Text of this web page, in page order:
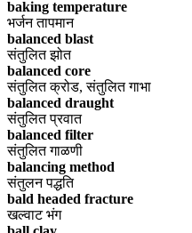
baking temperature
भर्जन तापमान
balanced blast
संतुलित झोत
balanced core
संतुलित क्रोड, संतुलित गाभा
balanced draught
संतुलित प्रवात
balanced filter
संतुलित गाळणी
balancing method
संतुलन पद्धति
bald headed fracture
खल्वाट भंग